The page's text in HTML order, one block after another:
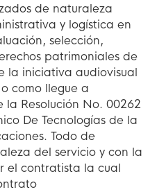
de naturaleza
y logística en
selección,
patrimoniales de
la iniciativa audiovisual
como llegue a
Resolución No. 00262
De Tecnologías de la
Todo de
del servicio y con la
el contratista la cual